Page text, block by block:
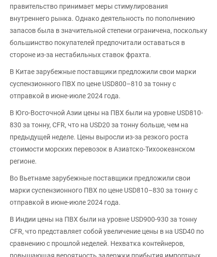
правительство принимает меры стимулирования
внутреннего рынка. Однако деятельность по пополнению
запасов была в значительной степени ограничена, поскольку
большинство покупателей предпочитали оставаться в
стороне из-за нестабильных ставок фрахта.
В Китае зарубежные поставщики предложили свои марки
суспензионного ПВХ по цене USD800–810 за тонну с
отправкой в июне-июле 2024 года.
В Юго-Восточной Азии цены на ПВХ были на уровне USD810-
830 за тонну, CFR, что на USD20 за тонну больше, чем на
предыдущей неделе. Цены выросли из-за резкого роста
стоимости морских перевозок в Азиатско-Тихоокеанском
регионе.
Во Вьетнаме зарубежные поставщики предложили свои
марки суспензионного ПВХ по цене USD810–830 за тонну с
отправкой в июне-июле 2024 года.
В Индии цены на ПВХ были на уровне USD900-930 за тонну
CFR, что представляет собой увеличение цены в на USD40 по
сравнению с прошлой неделей. Нехватка контейнеров,